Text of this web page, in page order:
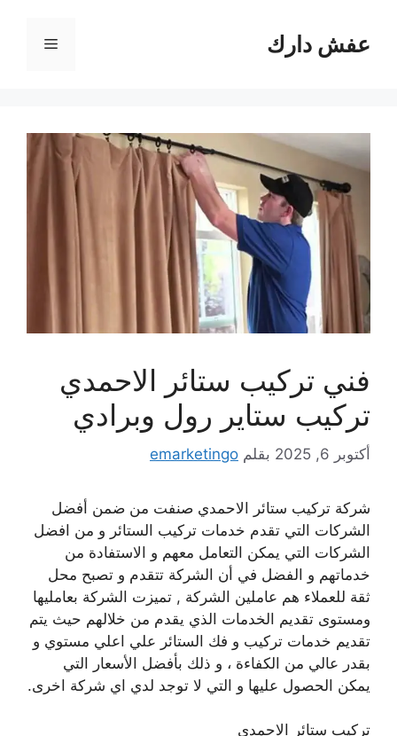
المحتوىعفش دارك القائمة
فني تركيب ستائر الاحمدي
تركيب ستاير رول وبرادي
أكتوبر 6, 2025 بقلم emarketingo
شركة تركيب ستائر الاحمدي صنفت من ضمن أفضل
الشركات التي تقدم خدمات تركيب الستائر و من افضل
الشركات التي يمكن التعامل معهم و الاستفادة من
خدماتهم و الفضل في أن الشركة تتقدم و تصبح محل
ثقة للعملاء هم عاملين الشركة , تميزت الشركة بعامليها
ومستوى تقديم الخدمات الذي يقدم من خلالهم حيث يتم
تقديم خدمات تركيب و فك الستائر علي اعلي مستوي و
بقدر عالي من الكفاءة ، و ذلك بأفضل الأسعار التي
يمكن الحصول عليها و التي لا توجد لدي اي شركة اخرى.
تركيب ستائر الاحمدي